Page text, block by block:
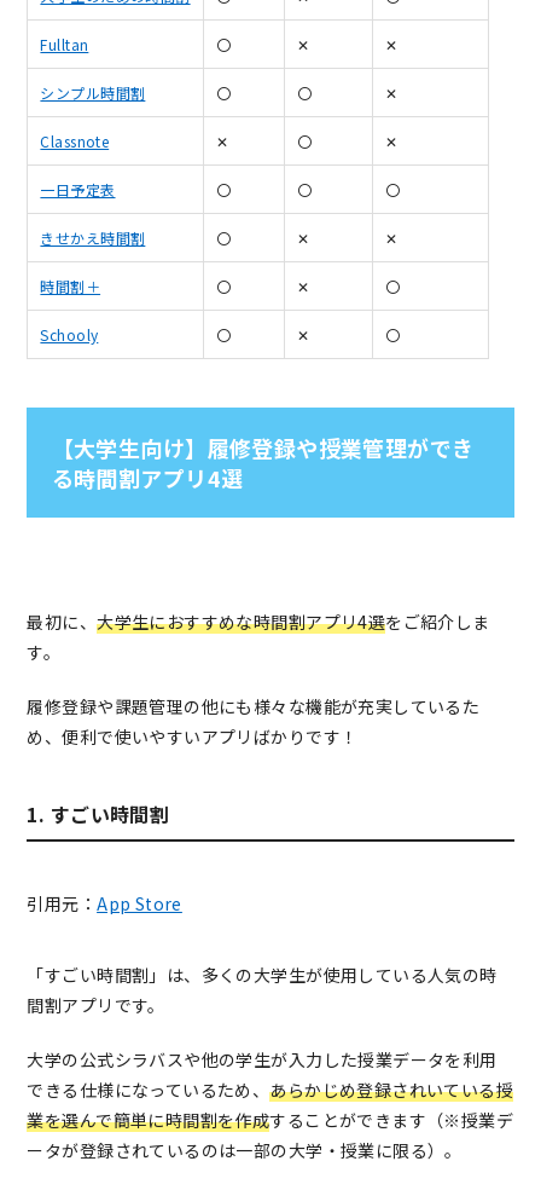
Fulltan 〇 ✕ ✕
シンプル時間割 〇 〇 ✕
Classnote ✕ 〇 ✕
一日予定表 〇 〇 〇
きせかえ時間割 〇 ✕ ✕
時間割＋ 〇 ✕ 〇
Schooly 〇 ✕ 〇
【大学生向け】履修登録や授業管理ができ
る時間割アプリ4選
最初に、大学生におすすめな時間割アプリ4選をご紹介しま
す。
履修登録や課題管理の他にも様々な機能が充実しているた
め、便利で使いやすいアプリばかりです！
1. すごい時間割
引用元：App Store
「すごい時間割」は、多くの大学生が使用している人気の時
間割アプリです。
大学の公式シラバスや他の学生が入力した授業データを利用
できる仕様になっているため、あらかじめ登録されいている授
業を選んで簡単に時間割を作成することができます（※授業デ
ータが登録されているのは一部の大学・授業に限る）。